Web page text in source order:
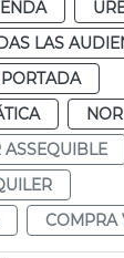
LAS
ASSEQUIBLE
COMPRA